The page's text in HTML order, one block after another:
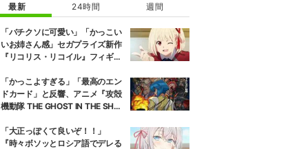
最新 24時間 週間
「バチクソに可愛い」「かっこい
いお姉さん感」セガプライズ新作
『リコリス・リコイル』フィギュ
「かっこよすぎる」「最高のエン
ドカード」と反響、アニメ『攻殻
機動隊 THE GHOST IN THE SHEL
「大正っぽくて良いぞ！！」
『時々ボソッとロシア語でデレる